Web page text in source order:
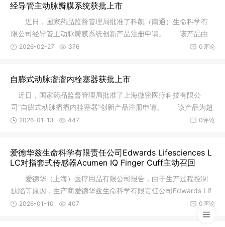
经导管主动脉瓣膜系统获批上市
近日，国家药品监督管理局批准了科凯（南通）生命科学有
限公司经导管主动脉瓣膜系统创新产品注册申请。 该产品由
主动脉瓣
0评论
2026-02-27 376
自膨式动脉瘤瘤内栓塞器获批上市
近日，国家药品监督管理局批准了上海微密医疗科技有限公
司“自膨式动脉瘤瘤内栓塞器”创新产品注册申请。 该产品为超
细镍钛
0评论
2026-01-13 447
爱德华兹生命科学有限责任公司Edwards Lifesciences L
LC对指套式传感器Acumen IQ Finger Cuff主动召回
爱德华（上海）医疗用品有限公司报告，由于生产过程控制
缺陷等原因，生产商爱德华兹生命科学有限责任公司Edwards Lif
escienc
0评论
2026-01-10 407